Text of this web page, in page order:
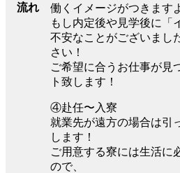
流れ
働くイメージがつきます
もし内定後や見学後に
不安なことがございまし
さい！
ご希望に合うお仕事が見
ト致します！
④赴任〜入寮
就業先が遠方の場合は引
します！
ご用意する寮には生活に
ので、